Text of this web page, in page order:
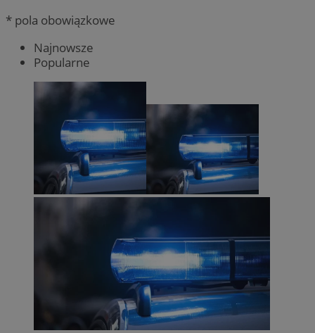
* pola obowiązkowe
Najnowsze
Popularne